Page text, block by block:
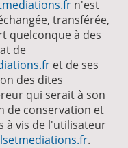
n'est
transférée,
quelconque à des
de
et de ses
des dites
qui serait à son
de conservation et
à vis de l'utilisateur
.